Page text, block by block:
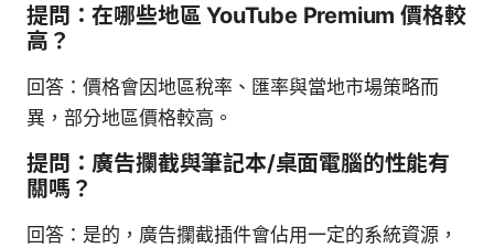
提問：在哪些地區 YouTube Premium 價格較
高？
回答：價格會因地區稅率、匯率與當地市場策略而
異，部分地區價格較高。
提問：廣告攔截與筆記本/桌面電腦的性能有
關嗎？
回答：是的，廣告攔截插件會佔用一定的系統資源，